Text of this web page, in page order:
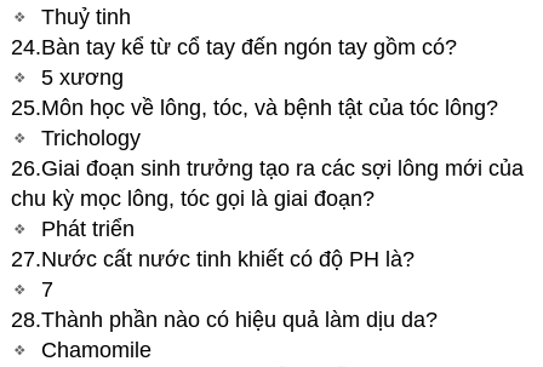
Thuỷ tinh
24.Bàn tay kể từ cổ tay đến ngón tay gồm có?
5 xương
25.Môn học về lông, tóc, và bệnh tật của tóc lông?
Trichology
26.Giai đoạn sinh trưởng tạo ra các sợi lông mới của
chu kỳ mọc lông, tóc gọi là giai đoạn?
Phát triển
27.Nước cất nước tinh khiết có độ PH là?
7
28.Thành phần nào có hiệu quả làm dịu da?
Chamomile